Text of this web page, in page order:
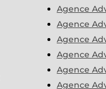
Agence
Agence
Agence
Agence
Agence
Agence